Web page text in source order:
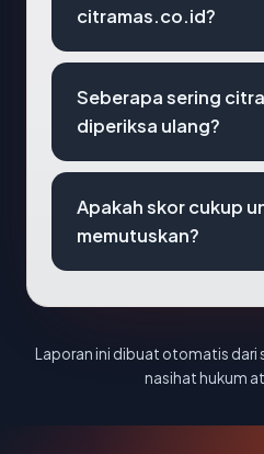
citramas.co.id?
Seberapa sering
diperiksa ulang?
Apakah skor cukup
memutuskan?
Laporan ini dibuat otomatis dari
nasihat hukum